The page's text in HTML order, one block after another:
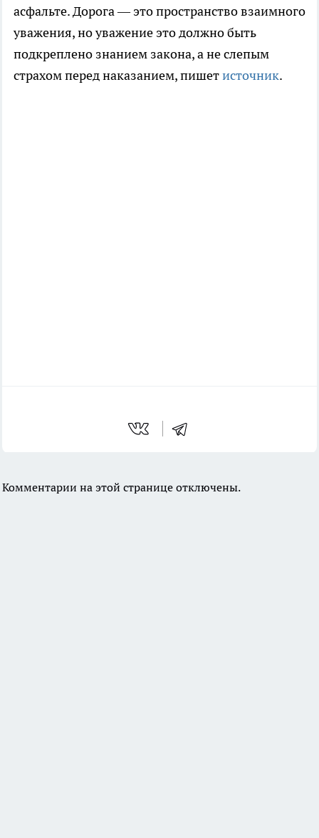
асфальте. Дорога — это пространство взаимного
уважения, но уважение это должно быть
подкреплено знанием закона, а не слепым
страхом перед наказанием, пишетисточник.
Комментарии на этой странице отключены.